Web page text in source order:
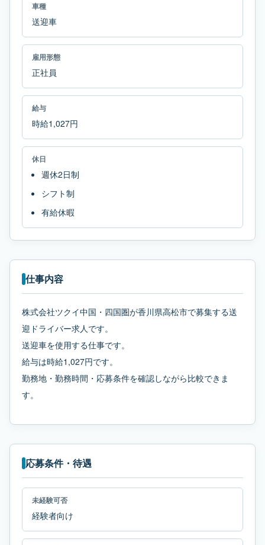
車種
送迎車
雇用形態
正社員
給与
時給1,027円
休日
週休2日制
シフト制
有給休暇
仕事内容
株式会社ツクイ中国・四国圏が香川県高松市で募集する送
迎ドライバー求人です。
送迎車を使用する仕事です。
給与は時給1,027円です。
勤務地・勤務時間・応募条件を確認しながら比較できま
す。
応募条件・待遇
未経験可否
経験者向け